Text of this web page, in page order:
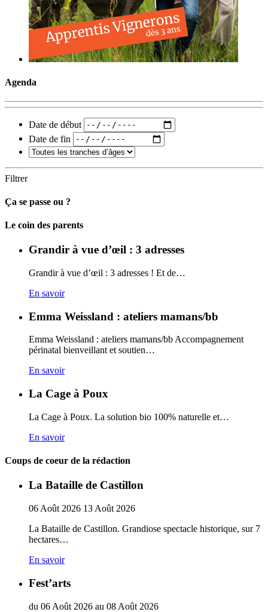
Agenda
Date de début
Date de fin
Filtrer
Ça se passe ou ?
Carto
Le coin des parents
Grandir à vue d’œil : 3 adresses
Grandir à vue d’œil : 3 adresses ! Et de…
En savoir
Emma Weissland : ateliers mamans/bb
Emma Weissland : ateliers mamans/bb Accompagnement
périnatal bienveillant et soutien…
En savoir
La Cage à Poux
La Cage à Poux. La solution bio 100% naturelle et…
En savoir
Coups de coeur de la rédaction
La Bataille de Castillon
06 Août 2026 13 Août 2026
La Bataille de Castillon. Grandiose spectacle historique, sur 7
hectares…
En savoir
Fest’arts
du 06 Août 2026 au 08 Août 2026